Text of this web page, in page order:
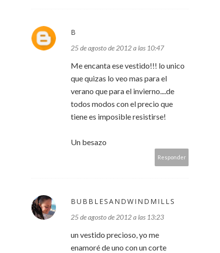
B
25 de agosto de 2012 a las 10:47
Me encanta ese vestido!!! lo unico
que quizas lo veo mas para el
verano que para el invierno....de
todos modos con el precio que
tiene es imposible resistirse!
Un besazo
Responder
BUBBLESANDWINDMILLS
25 de agosto de 2012 a las 13:23
un vestido precioso, yo me
enamoré de uno con un corte